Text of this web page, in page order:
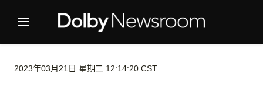
2023年03月21日 星期二 12:14:20 CST